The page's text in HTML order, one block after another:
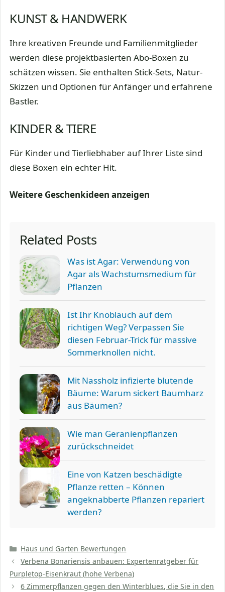
KUNST & HANDWERK
Ihre kreativen Freunde und Familienmitglieder
werden diese projektbasierten Abo-Boxen zu
schätzen wissen. Sie enthalten Stick-Sets, Natur-
Skizzen und Optionen für Anfänger und erfahrene
Bastler.
KINDER & TIERE
Für Kinder und Tierliebhaber auf Ihrer Liste sind
diese Boxen ein echter Hit.
Weitere Geschenkideen anzeigen
Related Posts
Was ist Agar: Verwendung von
Agar als Wachstumsmedium für
Pflanzen
Ist Ihr Knoblauch auf dem
richtigen Weg? Verpassen Sie
diesen Februar-Trick für massive
Sommerknollen nicht.
Mit Nassholz infizierte blutende
Bäume: Warum sickert Baumharz
aus Bäumen?
Wie man Geranienpflanzen
zurückschneidet
Eine von Katzen beschädigte
Pflanze retten – Können
angeknabberte Pflanzen repariert
werden?
Kategorien
Haus und Garten Bewertungen
Verbena Bonariensis anbauen: Expertenratgeber für
Purpletop-Eisenkraut (hohe Verbena)
6 Zimmerpflanzen gegen den Winterblues, die Sie in den